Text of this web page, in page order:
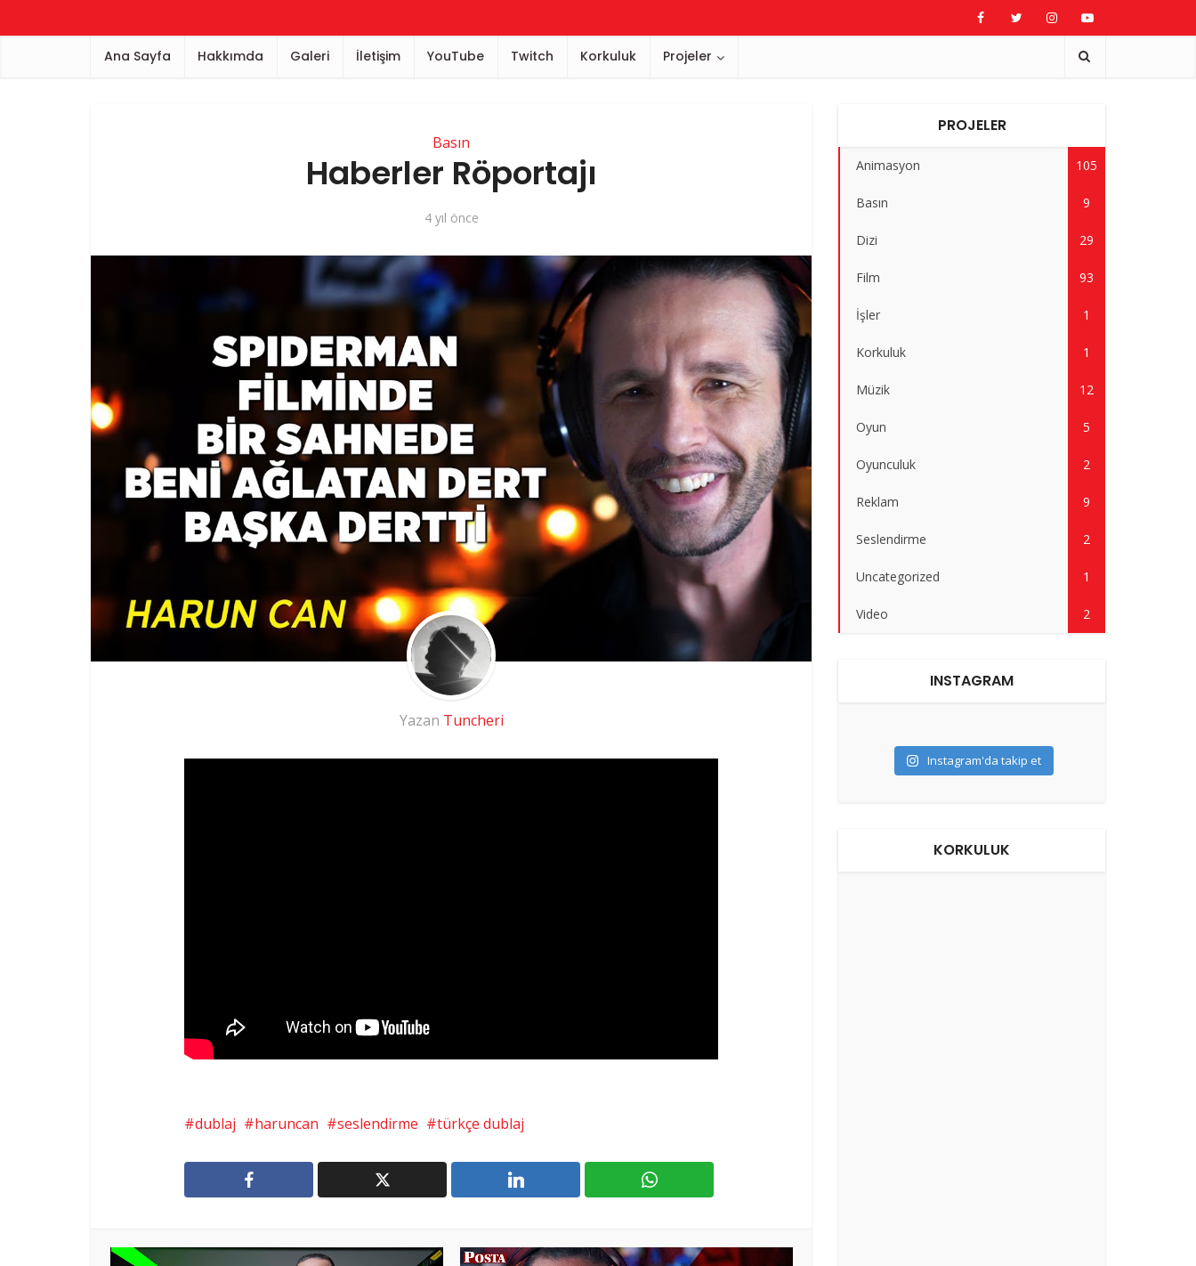
Ana Sayfa Hakkımda Galeri İletişim YouTube Twitch Korkuluk Projeler
Basın
Haberler Röportajı
4 yıl önce
Yazan Tuncheri
dublaj haruncan seslendirme türkçe dublaj
PROJELER
Animasyon 105
Basın 9
Dizi 29
Film 93
İşler 1
Korkuluk 1
Müzik 12
Oyun 5
Oyunculuk 2
Reklam 9
Seslendirme 2
Uncategorized 1
Video 2
INSTAGRAM
Instagram'da takip et
KORKULUK